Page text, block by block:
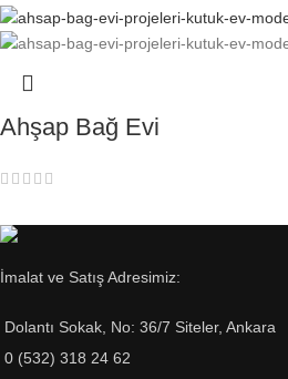
Ahşap Bağ Evi
İmalat ve Satış Adresimiz:
Dolantı Sokak, No: 36/7 Siteler, Ankara
0 (532) 318 24 62